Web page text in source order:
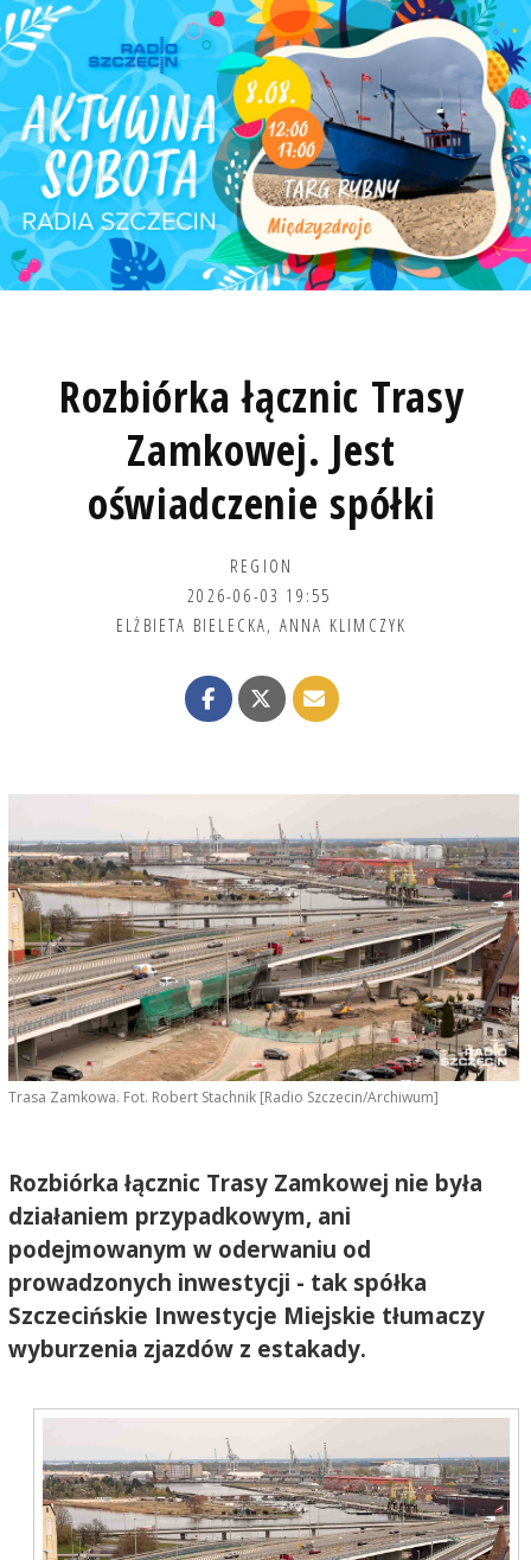
Rozbiórka łącznic Trasy
Zamkowej. Jest
oświadczenie spółki
REGION
2026-06-03 19:55
ELŻBIETA BIELECKA, ANNA KLIMCZYK
Trasa Zamkowa. Fot. Robert Stachnik [Radio Szczecin/Archiwum]
Rozbiórka łącznic Trasy Zamkowej nie była
działaniem przypadkowym, ani
podejmowanym w oderwaniu od
prowadzonych inwestycji - tak spółka
Szczecińskie Inwestycje Miejskie tłumaczy
wyburzenia zjazdów z estakady.